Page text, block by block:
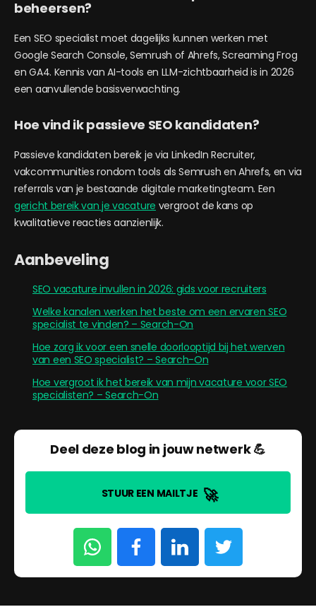
beheersen?
Een SEO specialist moet dagelijks kunnen werken met
Google Search Console, Semrush of Ahrefs, Screaming Frog
en GA4. Kennis van AI-tools en LLM-zichtbaarheid is in 2026
een aanvullende basisverwachting.
Hoe vind ik passieve SEO kandidaten?
Passieve kandidaten bereik je via LinkedIn Recruiter,
vakcommunities rondom tools als Semrush en Ahrefs, en via
referrals van je bestaande digitale marketingteam. Een
gericht bereik van je vacature vergroot de kans op
kwalitatieve reacties aanzienlijk.
Aanbeveling
SEO vacature invullen in 2026: gids voor recruiters
Welke kanalen werken het beste om een ervaren SEO
specialist te vinden? – Search-On
Hoe zorg ik voor een snelle doorlooptijd bij het werven
van een SEO specialist? – Search-On
Hoe vergroot ik het bereik van mijn vacature voor SEO
specialisten? – Search-On
Deel deze blog in jouw netwerk 💪
STUUR EEN MAILTJE 🚀